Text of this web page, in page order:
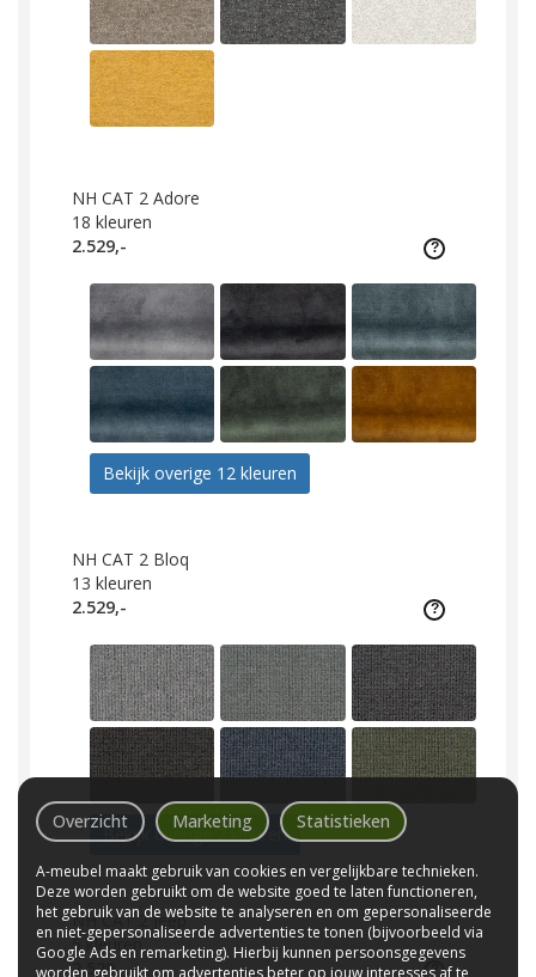
NH CAT 2 Adore
18 kleuren
2.529,-
Bekijk overige 12 kleuren
NH CAT 2 Bloq
13 kleuren
2.529,-
Bekijk overige 7 kleuren
NH CAT 2 Jeep
5 kleuren
2.529,-
Overzicht Marketing Statistieken
A-meubel maakt gebruik van cookies en vergelijkbare technieken.
Deze worden gebruikt om de website goed te laten functioneren,
het gebruik van de website te analyseren en om gepersonaliseerde
en niet-gepersonaliseerde advertenties te tonen (bijvoorbeeld via
Google Ads en remarketing). Hierbij kunnen persoonsgegevens
worden gebruikt om advertenties beter op jouw interesses af te